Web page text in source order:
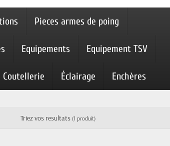
Pieces armes de poing
Equipements Equipement TSV
Coutellerie Éclairage Enchères
Triez vos resultats (1 produit)